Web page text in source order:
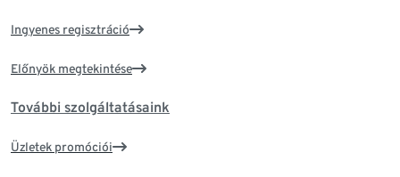
Ingyenes regisztráció
Előnyök megtekintése
További szolgáltatásaink
Üzletek promóciói